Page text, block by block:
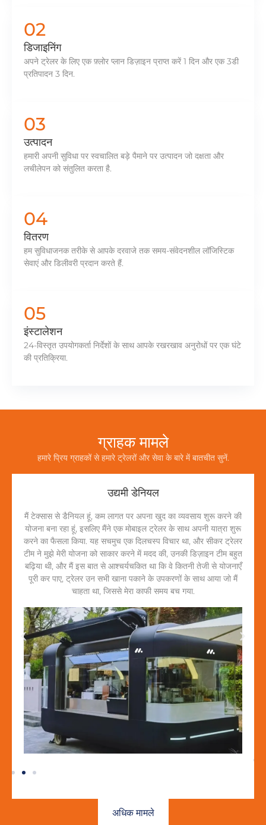
02
डिजाइनिंग
अपने ट्रेलर के लिए एक फ़्लोर प्लान डिज़ाइन प्राप्त करें 1 दिन और एक 3डी
प्रतिपादन 3 दिन.
03
उत्पादन
हमारी अपनी सुविधा पर स्वचालित बड़े पैमाने पर उत्पादन जो दक्षता और
लचीलेपन को संतुलित करता है.
04
वितरण
हम सुविधाजनक तरीके से आपके दरवाजे तक समय-संवेदनशील लॉजिस्टिक
सेवाएं और डिलीवरी प्रदान करते हैं.
05
इंस्टालेशन
24-विस्तृत उपयोगकर्ता निर्देशों के साथ आपके रखरखाव अनुरोधों पर एक घंटे
की प्रतिक्रिया.
ग्राहक मामले
हमारे प्रिय ग्राहकों से हमारे ट्रेलरों और सेवा के बारे में बातचीत सुनें.
उद्यमी डेनियल
मैं टेक्सास से डैनियल हूं, कम लागत पर अपना खुद का व्यवसाय शुरू करने की
योजना बना रहा हूं, इसलिए मैंने एक मोबाइल ट्रेलर के साथ अपनी यात्रा शुरू
करने का फैसला किया. यह सचमुच एक दिलचस्प विचार था, और सीकर ट्रेलर
टीम ने मुझे मेरी योजना को साकार करने में मदद की, उनकी डिज़ाइन टीम बहुत
बढ़िया थी, और मैं इस बात से आश्चर्यचकित था कि वे कितनी तेजी से योजनाएँ
पूरी कर पाए, ट्रेलर उन सभी खाना पकाने के उपकरणों के साथ आया जो मैं
चाहता था, जिससे मेरा काफी समय बच गया.
अधिक मामले